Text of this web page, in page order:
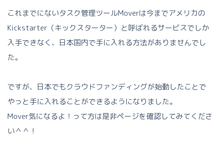
これまでにないタスク管理ツールMoverは今までアメリカの
Kickstarter（キックスターター）と呼ばれるサービスでしか
入手できなく、日本国内で手に入れる方法がありませんでし
た。
ですが、日本でもクラウドファンディングが始動したことで
やっと手に入れることができるようになりました。
Mover気になるよ！って方は是非ページを確認してみてくださ
い＾＾！